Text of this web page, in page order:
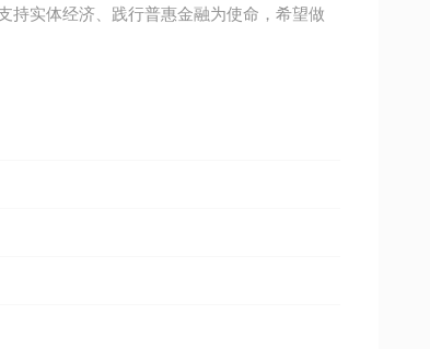
持实体经济、践行普惠金融为使命，希望做